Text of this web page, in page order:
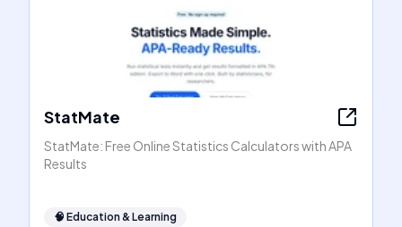
StatMate
StatMate: Free Online Statistics Calculators with APA
Results
🧠 Education & Learning